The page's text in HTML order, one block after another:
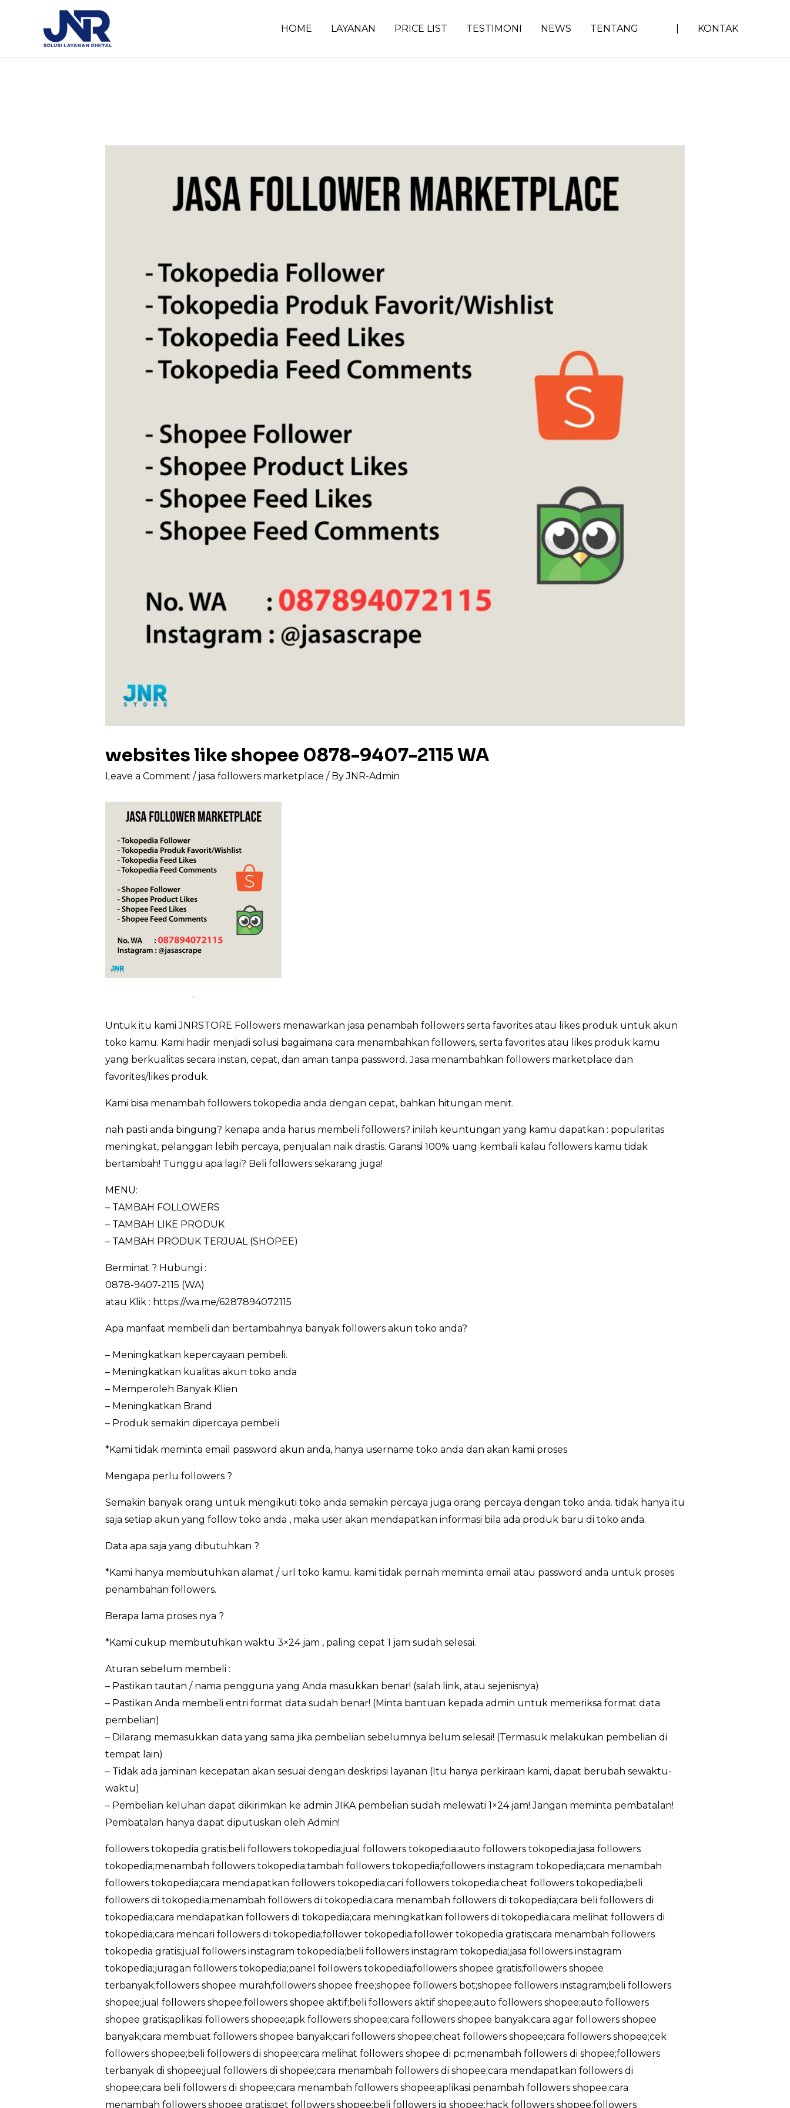
HOME LAYANAN PRICE LIST TESTIMONI NEWS TENTANG KONTAK
websites like shopee 0878-9407-2115 WA
Leave a Comment / jasa followers marketplace / ByJNR-Admin
.
Untuk itu kami JNRSTORE Followers menawarkan jasa penambah followers serta favorites atau likes produk untuk akun
toko kamu. Kami hadir menjadi solusi bagaimana cara menambahkan followers, serta favorites atau likes produk kamu
yang berkualitas secara instan, cepat, dan aman tanpa password. Jasa menambahkan followers marketplace dan
favorites/likes produk.
Kami bisa menambah followers tokopedia anda dengan cepat, bahkan hitungan menit.
nah pasti anda bingung? kenapa anda harus membeli followers? inilah keuntungan yang kamu dapatkan : popularitas
meningkat, pelanggan lebih percaya, penjualan naik drastis. Garansi 100% uang kembali kalau followers kamu tidak
bertambah! Tunggu apa lagi? Beli followers sekarang juga!
MENU:
– TAMBAH FOLLOWERS
– TAMBAH LIKE PRODUK
– TAMBAH PRODUK TERJUAL (SHOPEE)
Berminat ? Hubungi :
0878-9407-2115 (WA)
atau Klik : https://wa.me/6287894072115
Apa manfaat membeli dan bertambahnya banyak followers akun toko anda?
– Meningkatkan kepercayaan pembeli.
– Meningkatkan kualitas akun toko anda
– Memperoleh Banyak Klien
– Meningkatkan Brand
– Produk semakin dipercaya pembeli
*Kami tidak meminta email password akun anda, hanya username toko anda dan akan kami proses
Mengapa perlu followers ?
Semakin banyak orang untuk mengikuti toko anda semakin percaya juga orang percaya dengan toko anda. tidak hanya itu
saja setiap akun yang follow toko anda , maka user akan mendapatkan informasi bila ada produk baru di toko anda.
Data apa saja yang dibutuhkan ?
*Kami hanya membutuhkan alamat / url toko kamu. kami tidak pernah meminta email atau password anda untuk proses
penambahan followers.
Berapa lama proses nya ?
*Kami cukup membutuhkan waktu 3×24 jam , paling cepat 1 jam sudah selesai.
Aturan sebelum membeli :
– Pastikan tautan / nama pengguna yang Anda masukkan benar! (salah link, atau sejenisnya)
– Pastikan Anda membeli entri format data sudah benar! (Minta bantuan kepada admin untuk memeriksa format data
pembelian)
– Dilarang memasukkan data yang sama jika pembelian sebelumnya belum selesai! (Termasuk melakukan pembelian di
tempat lain)
– Tidak ada jaminan kecepatan akan sesuai dengan deskripsi layanan (Itu hanya perkiraan kami, dapat berubah sewaktu-
waktu)
– Pembelian keluhan dapat dikirimkan ke admin JIKA pembelian sudah melewati 1×24 jam! Jangan meminta pembatalan!
Pembatalan hanya dapat diputuskan oleh Admin!
followers tokopedia gratis;beli followers tokopedia;jual followers tokopedia;auto followers tokopedia;jasa followers
tokopedia;menambah followers tokopedia;tambah followers tokopedia;followers instagram tokopedia;cara menambah
followers tokopedia;cara mendapatkan followers tokopedia;cari followers tokopedia;cheat followers tokopedia;beli
followers di tokopedia;menambah followers di tokopedia;cara menambah followers di tokopedia;cara beli followers di
tokopedia;cara mendapatkan followers di tokopedia;cara meningkatkan followers di tokopedia;cara melihat followers di
tokopedia;cara mencari followers di tokopedia;follower tokopedia;follower tokopedia gratis;cara menambah followers
tokopedia gratis;jual followers instagram tokopedia;beli followers instagram tokopedia;jasa followers instagram
tokopedia;juragan followers tokopedia;panel followers tokopedia;followers shopee gratis;followers shopee
terbanyak;followers shopee murah;followers shopee free;shopee followers bot;shopee followers instagram;beli followers
shopee;jual followers shopee;followers shopee aktif;beli followers aktif shopee;auto followers shopee;auto followers
shopee gratis;aplikasi followers shopee;apk followers shopee;cara followers shopee banyak;cara agar followers shopee
banyak;cara membuat followers shopee banyak;cari followers shopee;cheat followers shopee;cara followers shopee;cek
followers shopee;beli followers di shopee;cara melihat followers shopee di pc;menambah followers di shopee;followers
terbanyak di shopee;jual followers di shopee;cara menambah followers di shopee;cara mendapatkan followers di
shopee;cara beli followers di shopee;cara menambah followers shopee;aplikasi penambah followers shopee;cara
menambah followers shopee gratis;get followers shopee;beli followers ig shopee;hack followers shopee;followers